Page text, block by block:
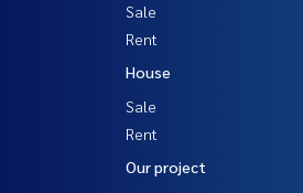
Sale
Rent
House
Sale
Rent
Our project